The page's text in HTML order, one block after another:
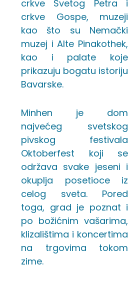
crkve Svetog Petra i
crkve Gospe, muzeji
kao što su Nemački
muzej i Alte Pinakothek,
kao i palate koje
prikazuju bogatu istoriju
Bavarske.
Minhen je dom
najvećeg svetskog
pivskog festivala
Oktoberfest koji se
održava svake jeseni i
okuplja posetioce iz
celog sveta. Pored
toga, grad je poznat i
po božićnim vašarima,
klizalištima i koncertima
na trgovima tokom
zime.